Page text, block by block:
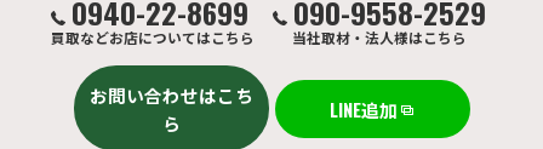
0940-22-8699
買取などお店についてはこちら
090-9558-2529
当社取材・法人様はこちら
お問い合わせはこち
ら
LINE追加